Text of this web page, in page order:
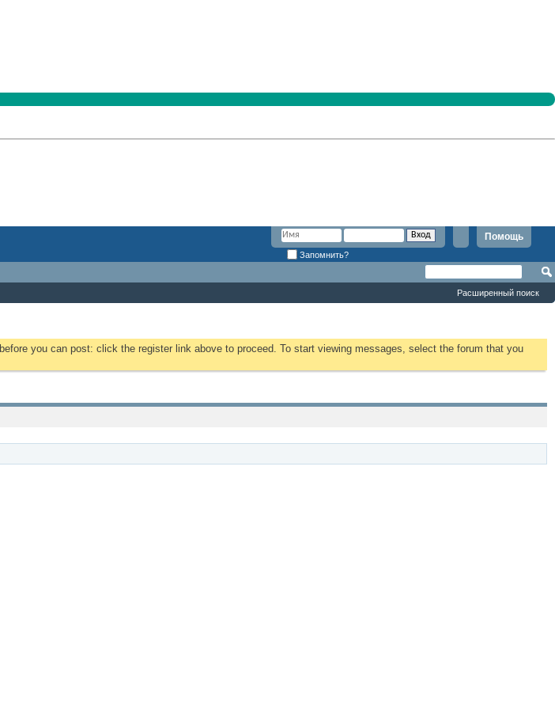
Помощь
Запомнить?
Расширенный поиск
before you can post: click the register link above to proceed. To start viewing messages, select the forum that you